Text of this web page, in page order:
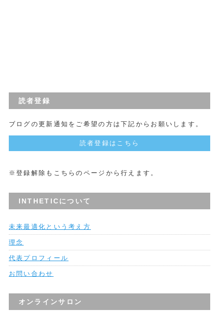
読者登録
ブログの更新通知をご希望の方は下記からお願いします。
読者登録はこちら
※登録解除もこちらのページから行えます。
INTHETICについて
未来最適化という考え方
理念
代表プロフィール
お問い合わせ
オンラインサロン